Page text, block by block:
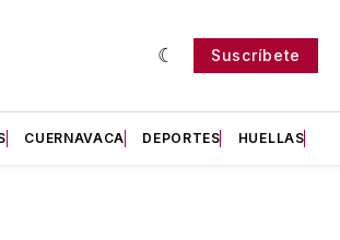
Suscríbete
CUERNAVACA DEPORTES HUELLAS